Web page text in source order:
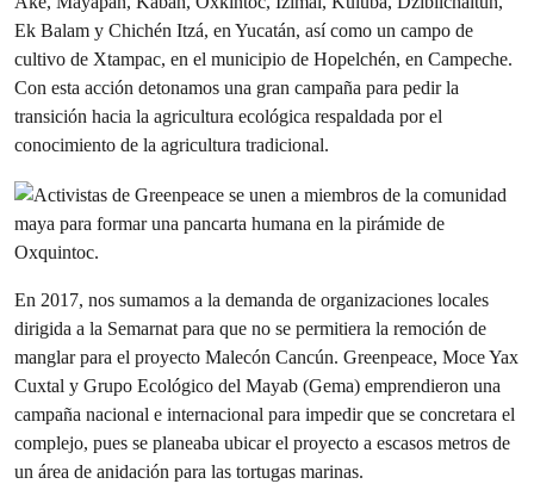
Ek Balam y Chichén Itzá, en Yucatán, así como un campo de
cultivo de Xtampac, en el municipio de Hopelchén, en Campeche.
Con esta acción detonamos una gran campaña para pedir la
transición hacia la agricultura ecológica respaldada por el
conocimiento de la agricultura tradicional.
En 2017, nos sumamos a la demanda de organizaciones locales
dirigida a la Semarnat para que no se permitiera la remoción de
manglar para el proyecto Malecón Cancún. Greenpeace, Moce Yax
Cuxtal y Grupo Ecológico del Mayab (Gema) emprendieron una
campaña nacional e internacional para impedir que se concretara el
complejo, pues se planeaba ubicar el proyecto a escasos metros de
un área de anidación para las tortugas marinas.